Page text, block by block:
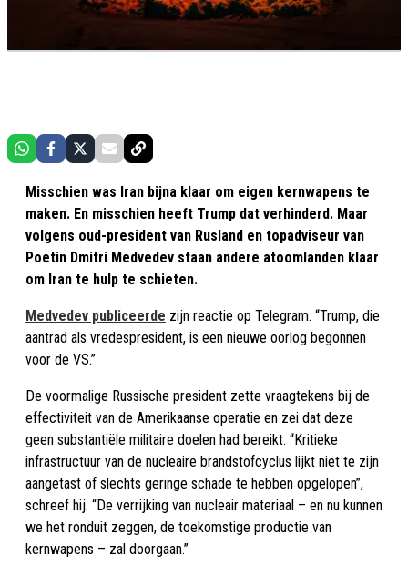
Misschien was Iran bijna klaar om eigen kernwapens te
maken. En misschien heeft Trump dat verhinderd. Maar
volgens oud-president van Rusland en topadviseur van
Poetin Dmitri Medvedev staan andere atoomlanden klaar
om Iran te hulp te schieten.
Medvedev publiceerde zijn reactie op Telegram. “Trump, die
aantrad als vredespresident, is een nieuwe oorlog begonnen
voor de VS.”
De voormalige Russische president zette vraagtekens bij de
effectiviteit van de Amerikaanse operatie en zei dat deze
geen substantiële militaire doelen had bereikt. “Kritieke
infrastructuur van de nucleaire brandstofcyclus lijkt niet te zijn
aangetast of slechts geringe schade te hebben opgelopen”,
schreef hij. “De verrijking van nucleair materiaal – en nu kunnen
we het ronduit zeggen, de toekomstige productie van
kernwapens – zal doorgaan.”